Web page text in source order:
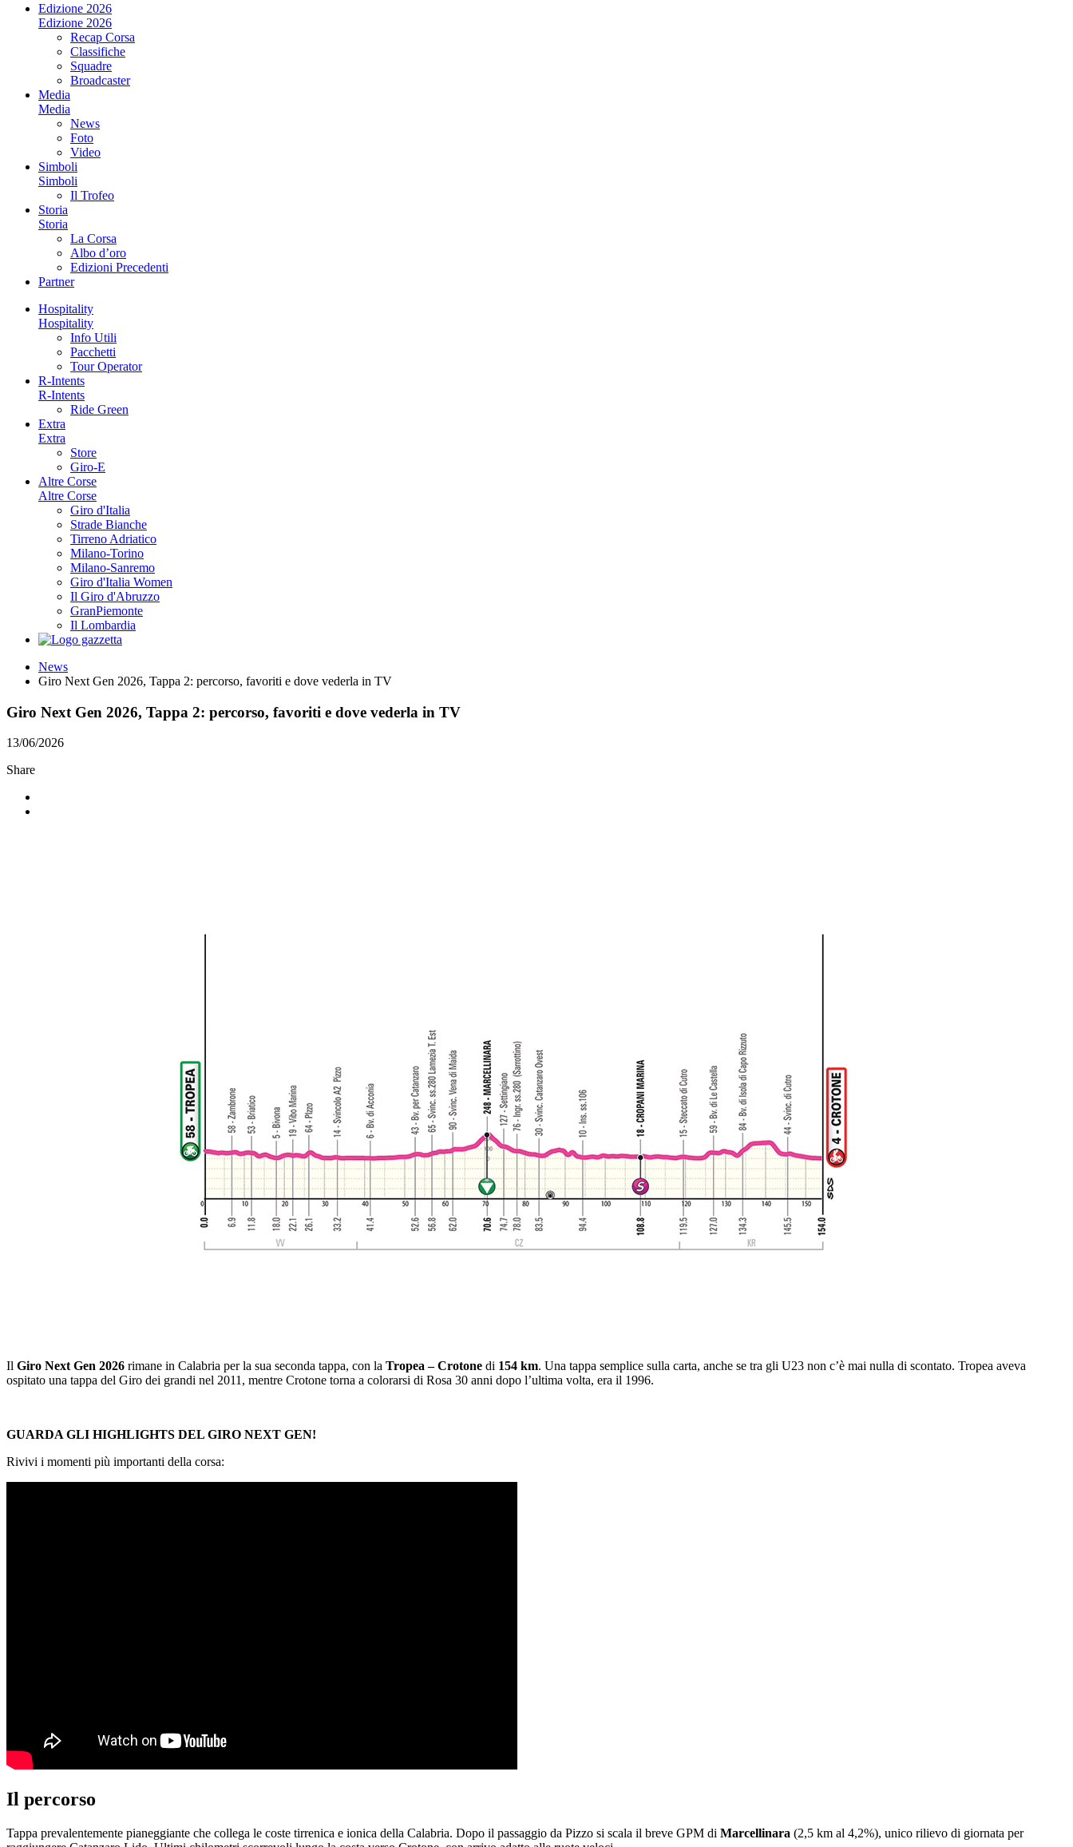
Edizione 2026
Edizione 2026
Recap Corsa
Classifiche
Squadre
Broadcaster
Media
Media
News
Foto
Video
Simboli
Simboli
Il Trofeo
Storia
Storia
La Corsa
Albo d’oro
Edizioni Precedenti
Partner
Hospitality
Hospitality
Info Utili
Pacchetti
Tour Operator
R-Intents
R-Intents
Ride Green
Extra
Extra
Store
Giro-E
Altre Corse
Altre Corse
Giro d'Italia
Strade Bianche
Tirreno Adriatico
Milano-Torino
Milano-Sanremo
Giro d'Italia Women
Il Giro d'Abruzzo
GranPiemonte
Il Lombardia
News
Giro Next Gen 2026, Tappa 2: percorso, favoriti e dove vederla in TV
Giro Next Gen 2026, Tappa 2: percorso, favoriti e dove vederla in TV
13/06/2026
Share
Il Giro Next Gen 2026 rimane in Calabria per la sua seconda tappa, con la Tropea – Crotone di 154 km. Una tappa semplice sulla carta, anche se tra gli U23 non c’è mai nulla di scontato. Tropea aveva
ospitato una tappa del Giro dei grandi nel 2011, mentre Crotone torna a colorarsi di Rosa 30 anni dopo l’ultima volta, era il 1996.
GUARDA GLI HIGHLIGHTS DEL GIRO NEXT GEN!
Rivivi i momenti più importanti della corsa:
Il percorso
Tappa prevalentemente pianeggiante che collega le coste tirrenica e ionica della Calabria. Dopo il passaggio da Pizzo si scala il breve GPM di Marcellinara (2,5 km al 4,2%), unico rilievo di giornata per